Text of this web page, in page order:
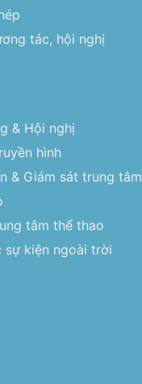
tác, hội nghị
& Hội nghị
hình
& Giám sát trung tâm
tâm thể thao
sự kiện ngoài trời